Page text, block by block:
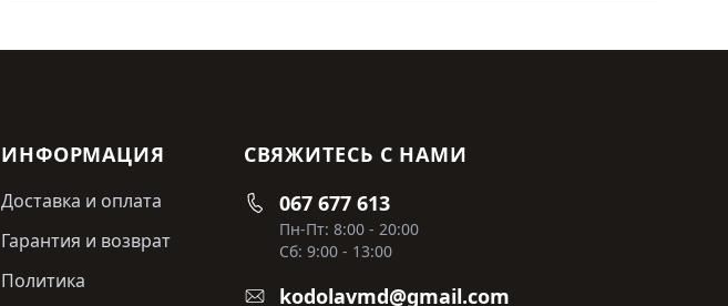
ИНФОРМАЦИЯ
Доставка и оплата
Гарантия и возврат
Политика
СВЯЖИТЕСЬ С НАМИ
067 677 613
Пн-Пт: 8:00 - 20:00
Сб: 9:00 - 13:00
kodolavmd@gmail.com